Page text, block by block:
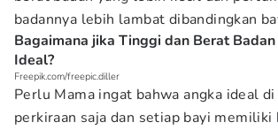
badannya lebih lambat dibandingkan
Bagaimana jika Tinggi dan Berat
Ideal?
Freepik.com/freepic.diller
Perlu Mama ingat bahwa angka ideal
perkiraan saja dan setiap bayi memiliki